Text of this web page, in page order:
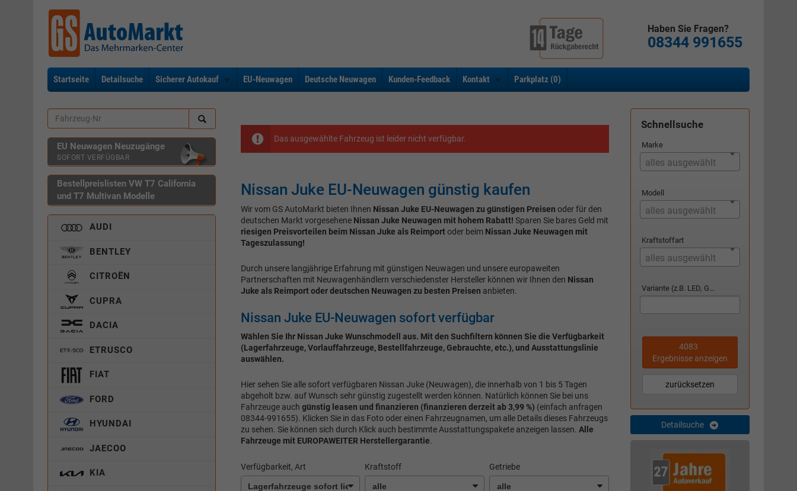
Haben Sie Fragen?
08344 991655
Startseite Detailsuche Sicherer Autokauf EU-Neuwagen Deutsche Neuwagen Kunden-Feedback Kontakt Parkplatz (0)
Das ausgewählte Fahrzeug ist leider nicht verfügbar.
Nissan Juke EU-Neuwagen günstig kaufen
Wir vom GS AutoMarkt bieten Ihnen Nissan Juke EU-Neuwagen zu günstigen Preisen oder für den
deutschen Markt vorgesehene Nissan Juke Neuwagen mit hohem Rabatt! Sparen Sie bares Geld mit
riesigen Preisvorteilen beim Nissan Juke als Reimportoder beim Nissan Juke Neuwagen mit
Tageszulassung!
Durch unsere langjährige Erfahrung mit günstigen Neuwagen und unsere europaweiten
Partnerschaften mit Neuwagenhändlern verschiedenster Hersteller können wir Ihnen den Nissan
Juke als Reimport oder deutschen Neuwagen zu besten Preisen anbieten.
Nissan Juke EU-Neuwagen sofort verfügbar
Wählen Sie Ihr Nissan Juke Wunschmodell aus. Mit den Suchfiltern können Sie die Verfügbarkeit
(Lagerfahrzeuge, Vorlauffahrzeuge, Bestellfahrzeuge, Gebrauchte, etc.), und Ausstattungslinie
auswählen.
Hier sehen Sie alle sofort verfügbaren Nissan Juke (Neuwagen), die innerhalb von 1 bis 5 Tagen
abgeholt bzw. auf Wunsch sehr günstig zugestellt werden können. Natürlich können Sie bei uns
Fahrzeuge auch günstig leasen und finanzieren (finanzieren derzeit ab 3,99 %) (einfach anfragen
08344-991655). Klicken Sie in das Foto oder einen Fahrzeugnamen, um alle Details dieses Fahrzeugs
zu sehen. Sie können sich durch Klick auch bestimmte Ausstattungspakete anzeigen lassen. Alle
Fahrzeuge mit EUROPAWEITER Herstellergarantie.
Verfügbarkeit, Art Kraftstoff Getriebe
EU Neuwagen Neuzugänge
SOFORT VERFÜGBAR
Bestellpreislisten VW T7 California
und T7 Multivan Modelle
AUDI
BENTLEY
CITROËN
CUPRA
DACIA
ETRUSCO
FIAT
FORD
HYUNDAI
JAECOO
KIA
Schnellsuche
Marke
alles ausgewählt
Modell
alles ausgewählt
Kraftstoffart
alles ausgewählt
Variante (z.B. LED, GTI, Facelift...)
4083
Ergebnisse anzeigen
zurücksetzen
Detailsuche